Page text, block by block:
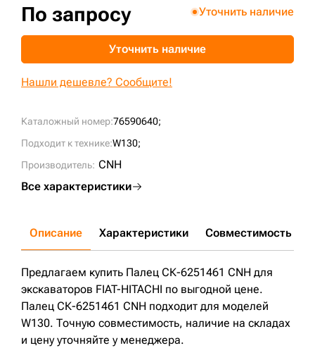
Каталожный номер:76590640;
Подходит к технике:W130;
Производитель: CNH
Все характеристики
По запросу Уточнить наличие
Уточнить наличие
Нашли дешевле? Сообщите!
Описание Характеристики Совместимость
Предлагаем купить Палец СК-6251461 CNH для
экскаваторов FIAT-HITACHI по выгодной цене.
Палец СК-6251461 CNH подходит для моделей
W130. Точную совместимость, наличие на складах
и цену уточняйте у менеджера.